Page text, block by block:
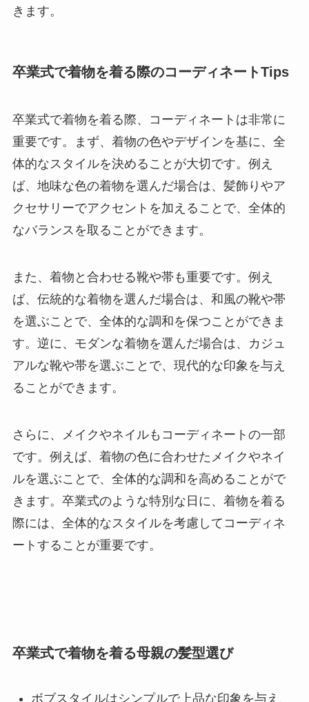
きます。
卒業式で着物を着る際のコーディネートTips
卒業式で着物を着る際、コーディネートは非常に
重要です。まず、着物の色やデザインを基に、全
体的なスタイルを決めることが大切です。例え
ば、地味な色の着物を選んだ場合は、髪飾りやア
クセサリーでアクセントを加えることで、全体的
なバランスを取ることができます。
また、着物と合わせる靴や帯も重要です。例え
ば、伝統的な着物を選んだ場合は、和風の靴や帯
を選ぶことで、全体的な調和を保つことができま
す。逆に、モダンな着物を選んだ場合は、カジュ
アルな靴や帯を選ぶことで、現代的な印象を与え
ることができます。
さらに、メイクやネイルもコーディネートの一部
です。例えば、着物の色に合わせたメイクやネイ
ルを選ぶことで、全体的な調和を高めることがで
きます。卒業式のような特別な日に、着物を着る
際には、全体的なスタイルを考慮してコーディネ
ートすることが重要です。
卒業式で着物を着る母親の髪型選び
ボブスタイルはシンプルで上品な印象を与え、